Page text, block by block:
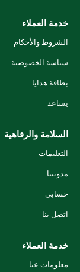
خدمة العملاء
الشروط والأحكام
سياسة الخصوصية
بطاقة هدايا
يساعد
السلامة والرفاهية
التعليمات
مدونتنا
حسابي
اتصل بنا
خدمة العملاء
معلومات عنا